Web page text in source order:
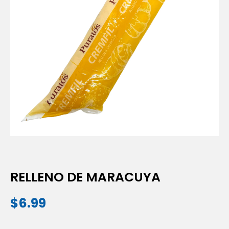
RELLENO DE MARACUYA
$6.99